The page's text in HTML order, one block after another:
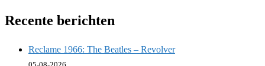
Recente berichten
Reclame 1966: The Beatles – Revolver